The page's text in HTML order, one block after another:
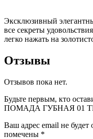
Эксклюзивный
все секреты
легко нажать на
Отзывы
Отзывов пока нет.
Будьте первым, кто
ПОМАДА ГУБНАЯ 01
Ваш адрес email не будет
помечены *